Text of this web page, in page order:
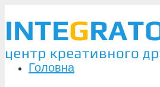
Головна